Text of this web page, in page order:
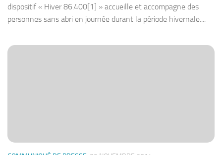
dispositif « Hiver 86.400[1] » accueille et accompagne des
personnes sans abri en journée durant la période hivernale....